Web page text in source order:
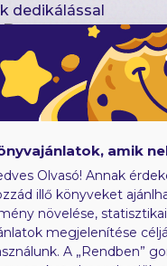
dedikálással
toplista amik
Olvasó! Annak
illő könyveket
növelése,
megjelenítése
A „Rendben”